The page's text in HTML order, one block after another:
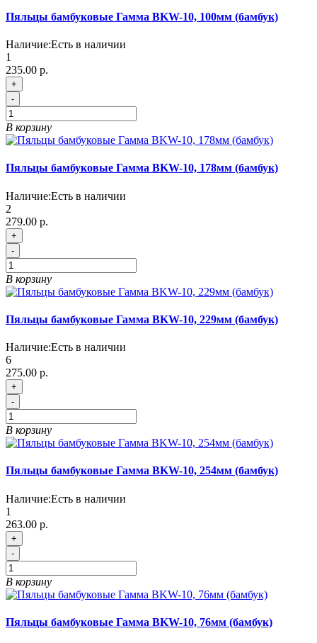
Пяльцы бамбуковые Гамма BKW-10, 100мм (бамбук)
Наличие:Есть в наличии
1
235.00 р.
+
-
В корзину
Пяльцы бамбуковые Гамма BKW-10, 178мм (бамбук)
Наличие:Есть в наличии
2
279.00 р.
+
-
В корзину
Пяльцы бамбуковые Гамма BKW-10, 229мм (бамбук)
Наличие:Есть в наличии
6
275.00 р.
+
-
В корзину
Пяльцы бамбуковые Гамма BKW-10, 254мм (бамбук)
Наличие:Есть в наличии
1
263.00 р.
+
-
В корзину
Пяльцы бамбуковые Гамма BKW-10, 76мм (бамбук)